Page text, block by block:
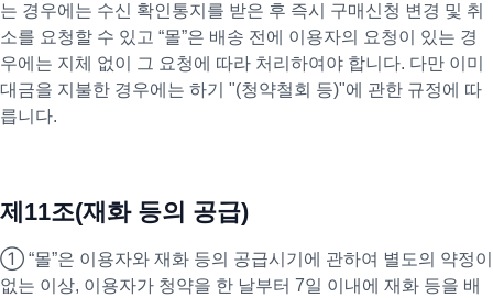
는 경우에는 수신 확인통지를 받은 후 즉시 구매신청 변경 및 취
소를 요청할 수 있고 “몰”은 배송 전에 이용자의 요청이 있는 경
우에는 지체 없이 그 요청에 따라 처리하여야 합니다. 다만 이미
대금을 지불한 경우에는 하기 "(청약철회 등)"에 관한 규정에 따
릅니다.
제11조(재화 등의 공급)
① “몰”은 이용자와 재화 등의 공급시기에 관하여 별도의 약정이
없는 이상, 이용자가 청약을 한 날부터 7일 이내에 재화 등을 배